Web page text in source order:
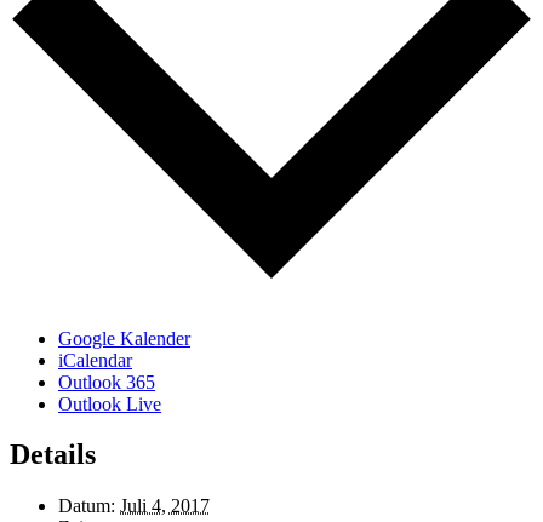
Google Kalender
iCalendar
Outlook 365
Outlook Live
Details
Datum: Juli 4, 2017